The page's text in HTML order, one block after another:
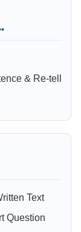
& Re-tell
Text
Question